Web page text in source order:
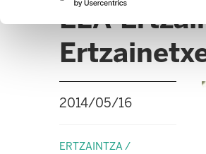
ELA-
2014/05/16
ERTZAINTZA /